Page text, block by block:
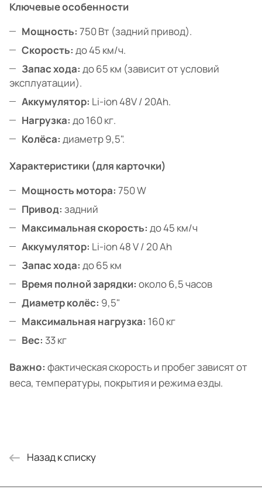
Ключевые особенности
Мощность: 750 Вт (задний привод).
Скорость: до 45 км/ч.
Запас хода: до 65 км (зависит от условий
эксплуатации).
Аккумулятор: Li-ion 48V / 20Ah.
Нагрузка: до 160 кг.
Колёса: диаметр 9,5".
Характеристики (для карточки)
Мощность мотора: 750 W
Привод: задний
Максимальная скорость: до 45 км/ч
Аккумулятор: Li-ion 48 V / 20 Ah
Запас хода: до 65 км
Время полной зарядки: около 6,5 часов
Диаметр колёс: 9,5"
Максимальная нагрузка: 160 кг
Вес: 33 кг
Важно: фактическая скорость и пробег зависят от
веса, температуры, покрытия и режима езды.
Назад к списку